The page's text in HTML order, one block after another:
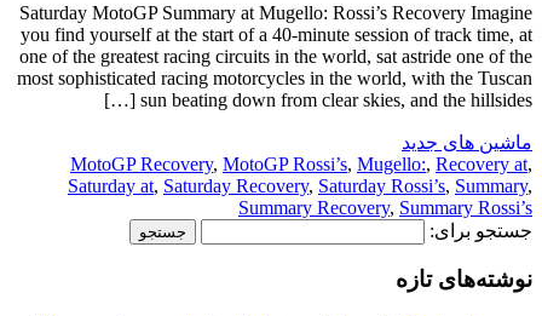
Saturday MotoGP Summary at Mugello: Rossi’s Recovery Imagine
you find yourself at the start of a 40-minute session of track time, at
one of the greatest racing circuits in the world, sat astride one of the
most sophisticated racing motorcycles in the world, with the Tuscan
sun beating down from clear skies, and the hillsides […]
ماشین های جدید
MotoGP Recovery, MotoGP Rossi’s, Mugello:, Recovery at,
Saturday at, Saturday Recovery, Saturday Rossi’s, Summary,
Summary Recovery, Summary Rossi’s
جستجو برای:
نوشته‌های تازه